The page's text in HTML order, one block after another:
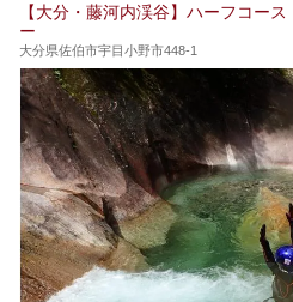
人を目指してみてはいか
【大分・藤河内渓谷】ハーフコー
ー
大分県佐伯市宇目小野市448-1